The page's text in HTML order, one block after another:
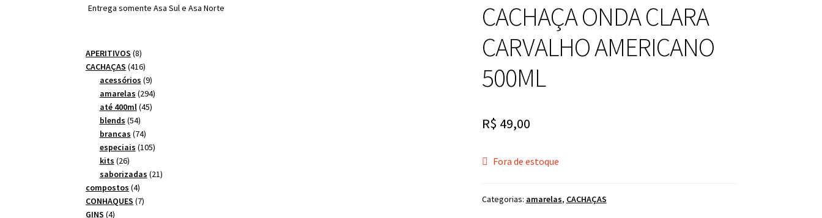
CACHAÇA ONDA CLARA
CARVALHO AMERICANO
500ML
R$ 49,00
Fora de estoque
Categorias: amarelas, CACHAÇAS
Entrega somente Asa Sul e Asa Norte
APERITIVOS 88
produtos
CACHAÇAS 416416
produtos
acessórios 99
produtos
amarelas 294294
até 400ml 4545
blends 5454
produtos
brancas 7474
produtos
especiais 105105
kits 2626
produtos
saborizadas 2121
compostos 44
produtos
CONHAQUES 77
GINS 44